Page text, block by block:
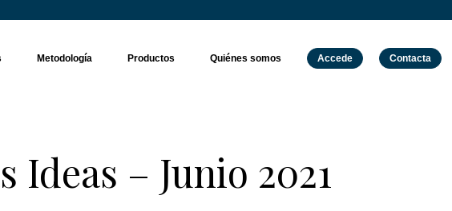
Metodología Productos Quiénes somos Accede Contacta
– Junio 2021